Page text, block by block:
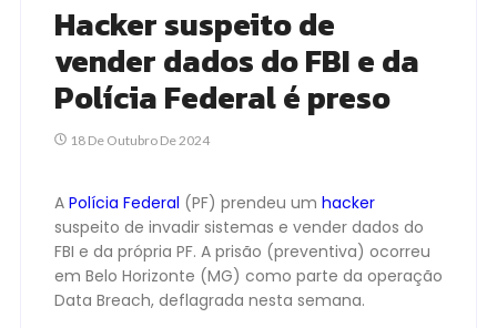
Hacker suspeito de
vender dados do FBI e da
Polícia Federal é preso
18 De Outubro De 2024
A Polícia Federal (PF) prendeu um hacker
suspeito de invadir sistemas e vender dados do
FBI e da própria PF. A prisão (preventiva) ocorreu
em Belo Horizonte (MG) como parte da operação
Data Breach, deflagrada nesta semana.